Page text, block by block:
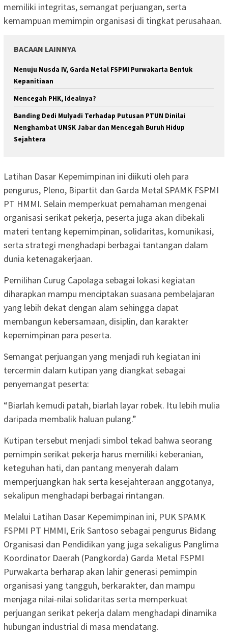
memiliki integritas, semangat perjuangan, serta
kemampuan memimpin organisasi di tingkat perusahaan.
BACAAN LAINNYA
Menuju Musda IV, Garda Metal FSPMI Purwakarta Bentuk
Kepanitiaan
Mencegah PHK, Idealnya?
Banding Dedi Mulyadi Terhadap Putusan PTUN Dinilai
Menghambat UMSK Jabar dan Mencegah Buruh Hidup
Sejahtera
Latihan Dasar Kepemimpinan ini diikuti oleh para
pengurus, Pleno, Bipartit dan Garda Metal SPAMK FSPMI
PT HMMI. Selain memperkuat pemahaman mengenai
organisasi serikat pekerja, peserta juga akan dibekali
materi tentang kepemimpinan, solidaritas, komunikasi,
serta strategi menghadapi berbagai tantangan dalam
dunia ketenagakerjaan.
Pemilihan Curug Capolaga sebagai lokasi kegiatan
diharapkan mampu menciptakan suasana pembelajaran
yang lebih dekat dengan alam sehingga dapat
membangun kebersamaan, disiplin, dan karakter
kepemimpinan para peserta.
Semangat perjuangan yang menjadi ruh kegiatan ini
tercermin dalam kutipan yang diangkat sebagai
penyemangat peserta:
“Biarlah kemudi patah, biarlah layar robek. Itu lebih mulia
daripada membalik haluan pulang.”
Kutipan tersebut menjadi simbol tekad bahwa seorang
pemimpin serikat pekerja harus memiliki keberanian,
keteguhan hati, dan pantang menyerah dalam
memperjuangkan hak serta kesejahteraan anggotanya,
sekalipun menghadapi berbagai rintangan.
Melalui Latihan Dasar Kepemimpinan ini, PUK SPAMK
FSPMI PT HMMI, Erik Santoso sebagai pengurus Bidang
Organisasi dan Pendidikan yang juga sekaligus Panglima
Koordinator Daerah (Pangkorda) Garda Metal FSPMI
Purwakarta berharap akan lahir generasi pemimpin
organisasi yang tangguh, berkarakter, dan mampu
menjaga nilai-nilai solidaritas serta memperkuat
perjuangan serikat pekerja dalam menghadapi dinamika
hubungan industrial di masa mendatang.